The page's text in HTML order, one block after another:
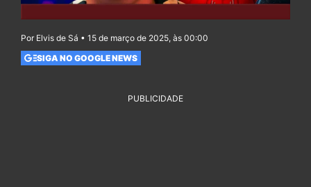
Por Elvis de Sá • 15 de março de 2025, às 00:00
SIGA NO GOOGLE NEWS
PUBLICIDADE